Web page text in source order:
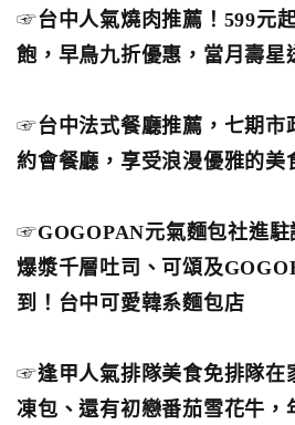
☞台中人氣燒肉推薦！599元
飽，早鳥九折優惠，當月壽星
☞台中法式餐廳推薦，七期市
約會餐廳，享受浪漫優雅的美
☞GOGOPAN元氣麵包社進
爆漿千層吐司、可頌及
到！台中可愛韓系麵包店
☞逢甲人氣排隊美食免排隊在
凍包、還有初戀番茄雪花牛，